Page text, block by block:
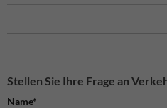
Stellen Sie Ihre Frage an
Name*